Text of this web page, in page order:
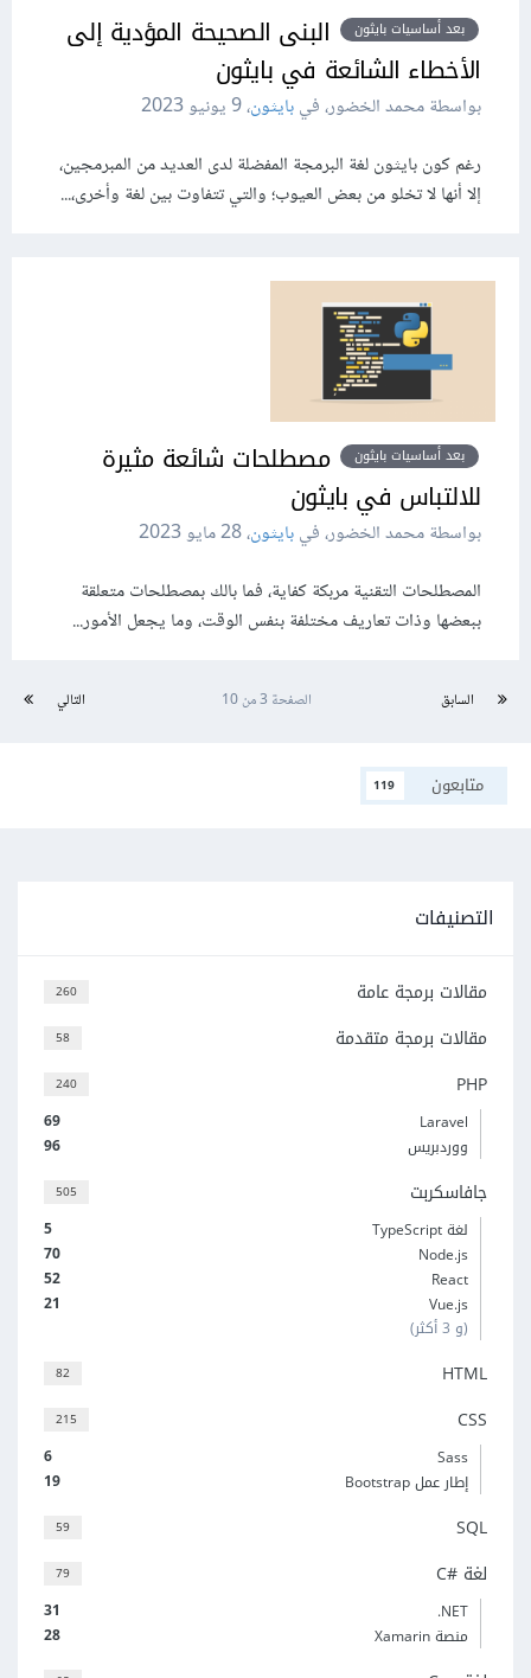
بعد أساسيات بايثون
البنى الصحيحة المؤدية إلى
الأخطاء الشائعة في بايثون
بواسطة محمد الخضور، فيبايثون،9 يونيو 2023
رغم كون بايثون لغة البرمجة المفضلة لدى العديد من المبرمجين،
إلا أنها لا تخلو من بعض العيوب؛ والتي تتفاوت بين لغة وأخرى،...
بعد أساسيات بايثون
مصطلحات شائعة مثيرة
للالتباس في بايثون
بواسطة محمد الخضور، فيبايثون،28 مايو 2023
المصطلحات التقنية مربكة كفاية، فما بالك بمصطلحات متعلقة
ببعضها وذات تعاريف مختلفة بنفس الوقت، وما يجعل الأمور...
السابق التالي الصفحة 3 من 10
متابعون 119
التصنيفات
260 مقالات برمجة عامة
58 مقالات برمجة متقدمة
240 PHP
69
Laravel
96
ووردبريس
505 جافاسكربت
5
لغة TypeScript
70
Node.js
52
React
21
Vue.js
(و 3 أكثر)
82 HTML
215 CSS
6
Sass
19
إطار عمل Bootstrap
59 SQL
79 لغة C#‎
31
‎.NET
28
منصة Xamarin